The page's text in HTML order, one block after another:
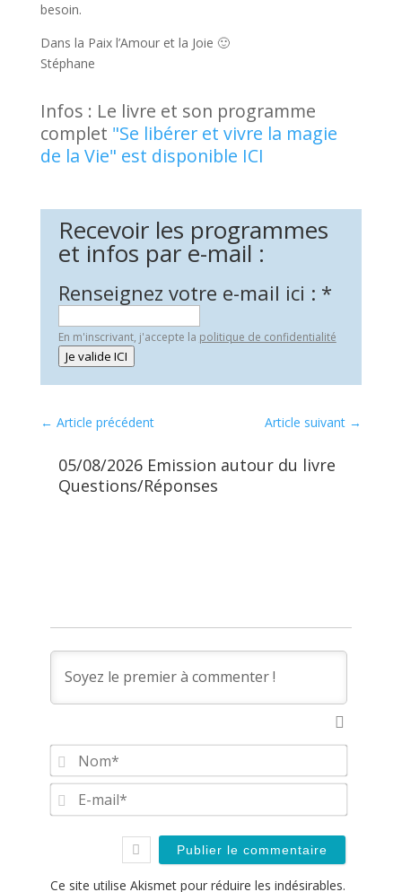
besoin.
Dans la Paix l’Amour et la Joie 🙂
Stéphane
Infos : Le livre et son programme
complet "Se libérer et vivre la magie
de la Vie" est disponible ICI
Recevoir les programmes
et infos par e-mail :
Renseignez votre e-mail ici : *
En m'inscrivant, j'accepte la politique de confidentialité
Je valide ICI
← Article précédent Article suivant →
05/08/2026 Emission autour du livre
Questions/Réponses
Nom*
Ce site utilise Akismet pour réduire les indésirables.